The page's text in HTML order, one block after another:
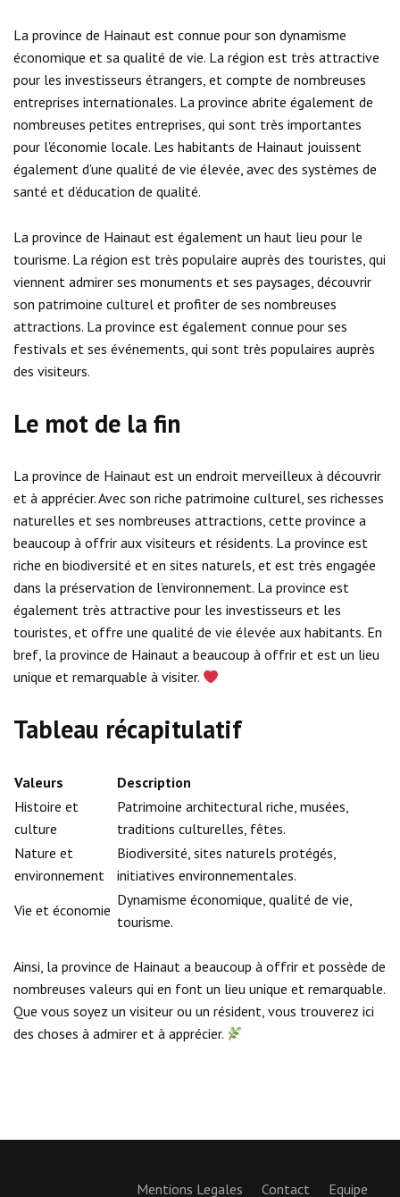
La province de Hainaut est connue pour son dynamisme
économique et sa qualité de vie. La région est très attractive
pour les investisseurs étrangers, et compte de nombreuses
entreprises internationales. La province abrite également de
nombreuses petites entreprises, qui sont très importantes
pour l’économie locale. Les habitants de Hainaut jouissent
également d’une qualité de vie élevée, avec des systèmes de
santé et d’éducation de qualité.
La province de Hainaut est également un haut lieu pour le
tourisme. La région est très populaire auprès des touristes, qui
viennent admirer ses monuments et ses paysages, découvrir
son patrimoine culturel et profiter de ses nombreuses
attractions. La province est également connue pour ses
festivals et ses événements, qui sont très populaires auprès
des visiteurs.
Le mot de la fin
La province de Hainaut est un endroit merveilleux à découvrir
et à apprécier. Avec son riche patrimoine culturel, ses richesses
naturelles et ses nombreuses attractions, cette province a
beaucoup à offrir aux visiteurs et résidents. La province est
riche en biodiversité et en sites naturels, et est très engagée
dans la préservation de l’environnement. La province est
également très attractive pour les investisseurs et les
touristes, et offre une qualité de vie élevée aux habitants. En
bref, la province de Hainaut a beaucoup à offrir et est un lieu
unique et remarquable à visiter.
Tableau récapitulatif
Valeurs
Description
Histoire et
culture
Patrimoine architectural riche, musées,
traditions culturelles, fêtes.
Nature et
environnement
Biodiversité, sites naturels protégés,
initiatives environnementales.
Vie et économie
Dynamisme économique, qualité de vie,
tourisme.
Ainsi, la province de Hainaut a beaucoup à offrir et possède de
nombreuses valeurs qui en font un lieu unique et remarquable.
Que vous soyez un visiteur ou un résident, vous trouverez ici
des choses à admirer et à apprécier.
Mentions Legales Contact Equipe